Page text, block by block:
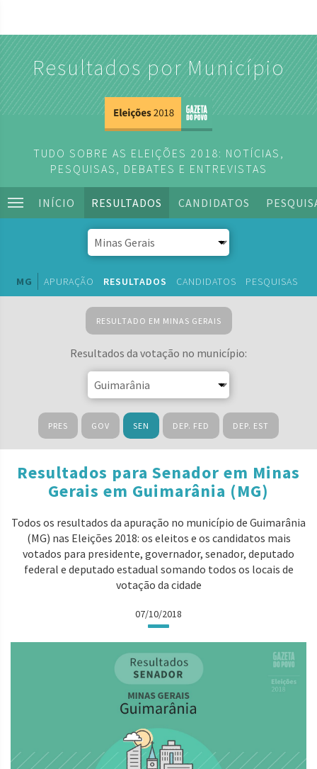
Resultados por Município
TUDO SOBRE AS ELEIÇÕES 2018: NOTÍCIAS,
PESQUISAS, DEBATES E ENTREVISTAS
INÍCIO RESULTADOS CANDIDATOS
MG APURAÇÃO RESULTADOS CANDIDATOS PESQUISAS
RESULTADO EM MINAS GERAIS
Resultados da votação no município:
PRES GOV SEN DEP. FED DEP. EST
Resultados para Senador em Minas
Gerais em Guimarânia (MG)
Todos os resultados da apuração no município de Guimarânia
(MG) nas Eleições 2018: os eleitos e os candidatos mais
votados para presidente, governador, senador, deputado
federal e deputado estadual somando todos os locais de
votação da cidade
07/10/2018